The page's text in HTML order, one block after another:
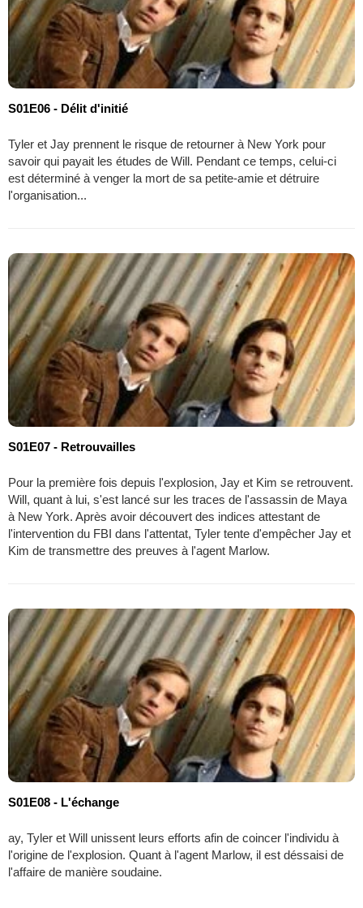
S01E06 - Délit d'initié
Tyler et Jay prennent le risque de retourner à New York pour
savoir qui payait les études de Will. Pendant ce temps, celui-ci
est déterminé à venger la mort de sa petite-amie et détruire
l'organisation...
S01E07 - Retrouvailles
Pour la première fois depuis l'explosion, Jay et Kim se retrouvent.
Will, quant à lui, s'est lancé sur les traces de l'assassin de Maya
à New York. Après avoir découvert des indices attestant de
l'intervention du FBI dans l'attentat, Tyler tente d'empêcher Jay et
Kim de transmettre des preuves à l'agent Marlow.
S01E08 - L'échange
ay, Tyler et Will unissent leurs efforts afin de coincer l'individu à
l'origine de l'explosion. Quant à l'agent Marlow, il est déssaisi de
l'affaire de manière soudaine.